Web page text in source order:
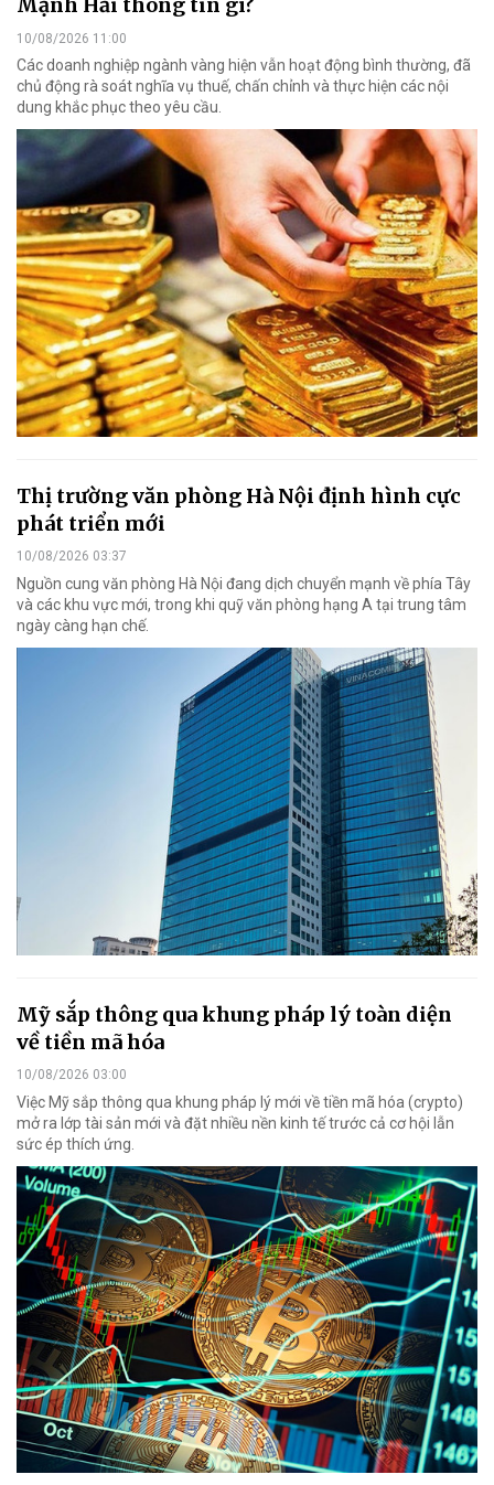
Mạnh Hải thông tin gì?
10/08/2026 11:00
Các doanh nghiệp ngành vàng hiện vẫn hoạt động bình thường, đã
chủ động rà soát nghĩa vụ thuế, chấn chỉnh và thực hiện các nội
dung khắc phục theo yêu cầu.
Thị trường văn phòng Hà Nội định hình cực
phát triển mới
10/08/2026 03:37
Nguồn cung văn phòng Hà Nội đang dịch chuyển mạnh về phía Tây
và các khu vực mới, trong khi quỹ văn phòng hạng A tại trung tâm
ngày càng hạn chế.
Mỹ sắp thông qua khung pháp lý toàn diện
về tiền mã hóa
10/08/2026 03:00
Việc Mỹ sắp thông qua khung pháp lý mới về tiền mã hóa (crypto)
mở ra lớp tài sản mới và đặt nhiều nền kinh tế trước cả cơ hội lẫn
sức ép thích ứng.